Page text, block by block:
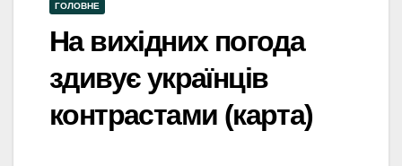
ГОЛОВНЕ
На вихідних погода
здивує українців
контрастами (карта)